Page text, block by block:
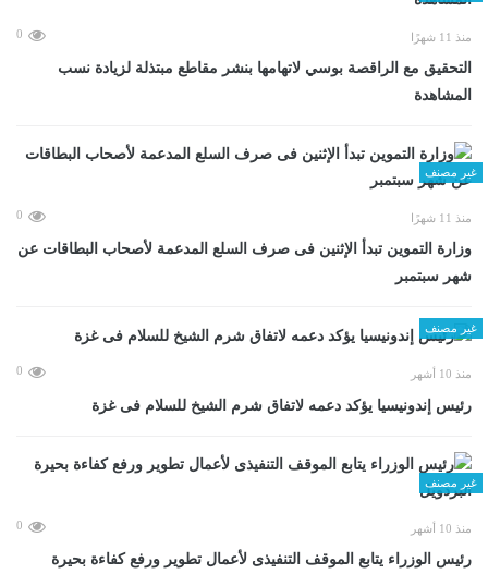
منذ 11 شهرًا 0
التحقيق مع الراقصة بوسي لاتهامها بنشر مقاطع مبتذلة لزيادة نسب
المشاهدة
غير مصنف
منذ 11 شهرًا 0
وزارة التموين تبدأ الإثنين فى صرف السلع المدعمة لأصحاب البطاقات عن
شهر سبتمبر
غير مصنف
منذ 10 أشهر 0
رئيس إندونيسيا يؤكد دعمه لاتفاق شرم الشيخ للسلام فى غزة
غير مصنف
منذ 10 أشهر 0
رئيس الوزراء يتابع الموقف التنفيذى لأعمال تطوير ورفع كفاءة بحيرة